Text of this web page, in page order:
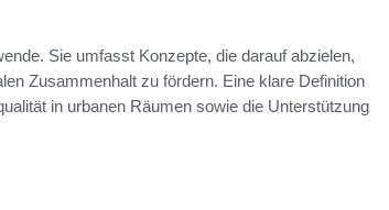
Sie umfasst Konzepte, die darauf abzielen,
Zusammenhalt zu fördern. Eine klare Definition
in urbanen Räumen sowie die Unterstützung